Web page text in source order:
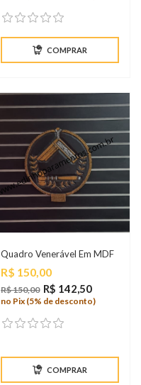
COMPRAR
Quadro Venerável Em MDF
Preço
R$ 150,00
R$ 150,00 R$ 142,50
no Pix (5% de desconto)
COMPRAR